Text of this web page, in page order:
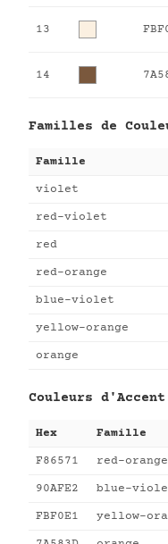
13
14
Familles de
Famille
violet
red-violet
red
red-orange
blue-violet
yellow-orange
orange
Couleurs
Hex Famille
F86571 red-orange
90AFE2 blue-
FBF0E1 yellow-